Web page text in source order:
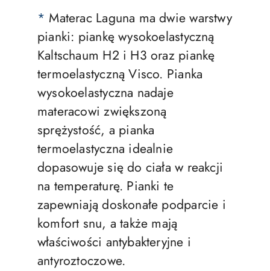
* Materac Laguna ma dwie warstwy
pianki: piankę wysokoelastyczną
Kaltschaum H2 i H3 oraz piankę
termoelastyczną Visco. Pianka
wysokoelastyczna nadaje
materacowi zwiększoną
sprężystość, a pianka
termoelastyczna idealnie
dopasowuje się do ciała w reakcji
na temperaturę. Pianki te
zapewniają doskonałe podparcie i
komfort snu, a także mają
właściwości antybakteryjne i
antyroztoczowe.